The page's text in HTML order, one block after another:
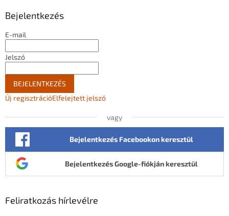
Bejelentkezés
E-mail
Jelszó
BEJELENTKEZÉS
Új regisztrációElfelejtett jelszó
vagy
Bejelentkezés Facebookon keresztül
Bejelentkezés Google-fiókján keresztül
Feliratkozás hírlevélre